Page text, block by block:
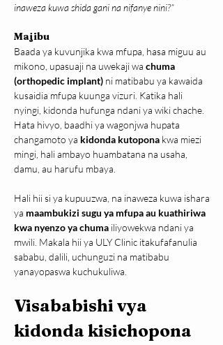
inaweza kuwa shida gani na nifanye nini?”
Majibu
Baada ya kuvunjika kwa mfupa, hasa miguu au
mikono, upasuaji na uwekaji wa chuma
(orthopedic implant) ni matibabu ya kawaida
kusaidia mfupa kuunga vizuri. Katika hali
nyingi, kidonda hufunga ndani ya wiki chache.
Hata hivyo, baadhi ya wagonjwa hupata
changamoto ya kidonda kutopona kwa miezi
mingi, hali ambayo huambatana na usaha,
damu, au harufu mbaya.
Hali hii si ya kupuuzwa, na inaweza kuwa ishara
ya maambukizi sugu ya mfupa au kuathiriwa
kwa nyenzo ya chuma iliyowekwa ndani ya
mwili. Makala hii ya ULY Clinic itakufafanulia
sababu, dalili, uchunguzi na matibabu
yanayopaswa kuchukuliwa.
Visababishi vya
kidonda kisichopona